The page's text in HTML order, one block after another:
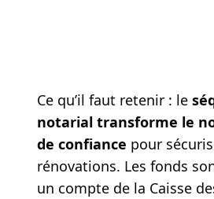
Ce qu’il faut retenir : le
notarial transforme le
de confiance pour
rénovations. Les fonds
un compte de la Caisse